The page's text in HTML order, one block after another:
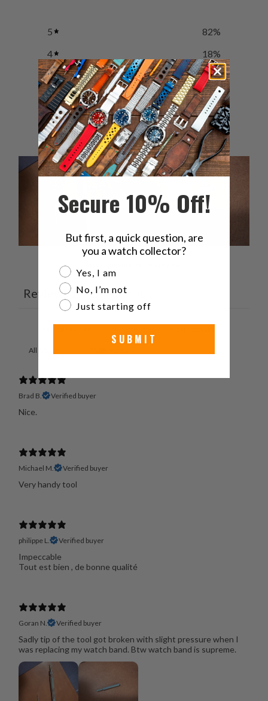
5 82%
4
18%
3
0%
2
0%
1
0%
Reviews 17 Questions
Brad B. Verified buyer
Nice.
Michael M. Verified buyer
Very handy tool
philippe L. Verified buyer
Impeccable
Goran N. Verified buyer
Sadly tip of the tool got broken with slight pressure when I
was replacing my watch band. Btw watch band is supreme.
Secure 10% Off!
But first, a quick question, are
you a watch collector?
Are you a watch collector?
Yes, I am
No, I’m not
Just starting off
SUBMIT